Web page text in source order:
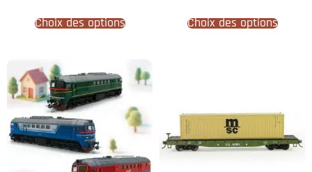
Choix des options Choix des options